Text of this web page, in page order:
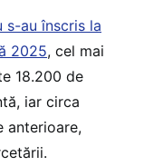
s-au înscris la
2025, cel mai
18.200 de
iar circa
anterioare,